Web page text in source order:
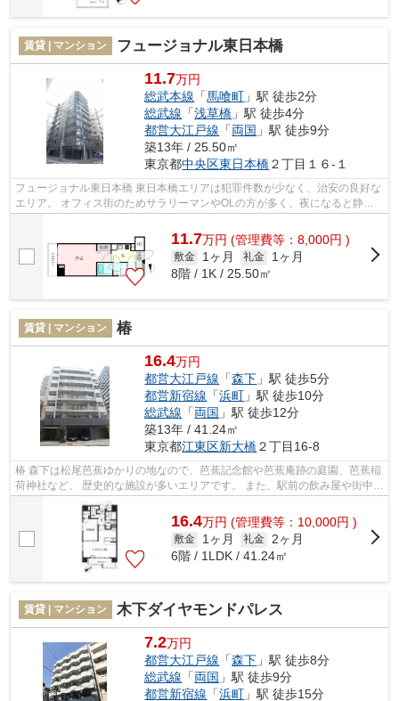
賃貸 | マンション フュージョナル東日本橋
11.7万円
総武本線 「馬喰町 」駅 徒歩2分
総武線 「浅草橋 」駅 徒歩4分
都営大江戸線 「両国 」駅 徒歩9分
築13年 / 25.50㎡
東京都中央区東日本橋２丁目１６-１
フュージョナル東日本橋 東日本橋エリアは犯罪件数が少なく、治安の良好な
エリア。 オフィス街のためサラリーマンやOLの方が多く、夜になると静か
な雰囲気に包まれます。 近くに隅...
11.7万円 (管理費等：8,000円 )
敷金 1ヶ月 礼金
1ヶ月
8階 / 1K / 25.50㎡
賃貸 | マンション 椿
16.4万円
都営大江戸線 「森下 」駅 徒歩5分
都営新宿線 「浜町 」駅 徒歩10分
総武線 「両国 」駅 徒歩12分
築13年 / 41.24㎡
東京都江東区新大橋２丁目16-8
椿 森下は松尾芭蕉ゆかりの地なので、芭蕉記念館や芭蕉庵跡の庭園、芭蕉稲
荷神社など、 歴史的な施設が多いエリアです。 また、駅前の飲み屋や街中の
建物も、江戸時代をモチーフにし...
16.4万円 (管理費等：10,000円 )
敷金 1ヶ月 礼金
2ヶ月
6階 / 1LDK / 41.24㎡
賃貸 | マンション 木下ダイヤモンドパレス
7.2万円
都営大江戸線 「森下 」駅 徒歩8分
総武線 「両国 」駅 徒歩9分
都営新宿線 「浜町 」駅 徒歩15分